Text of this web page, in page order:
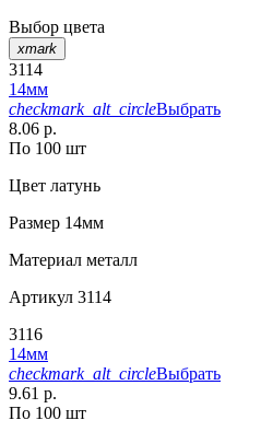
Выбор цвета
xmark
3114
14мм
checkmark_alt_circleВыбрать
8.06 р.
По 100 шт
Цвет латунь
Размер 14мм
Материал металл
Артикул 3114
3116
14мм
checkmark_alt_circleВыбрать
9.61 р.
По 100 шт